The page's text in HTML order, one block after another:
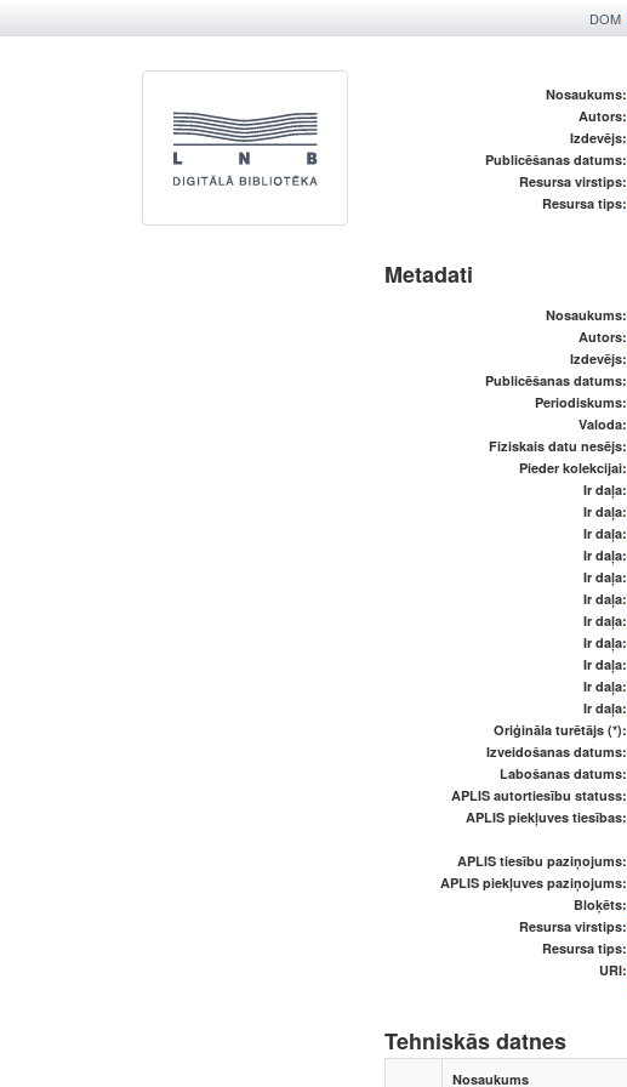
DOM
Nosaukums:
Autors:
Izdevējs:
Publicēšanas datums:
Resursa virstips:
Resursa tips:
Metadati
Nosaukums:
Autors:
Izdevējs:
Publicēšanas datums:
Periodiskums:
Valoda:
Fiziskais datu nesējs:
Pieder kolekcijai:
Ir daļa:
Ir daļa:
Ir daļa:
Ir daļa:
Ir daļa:
Ir daļa:
Ir daļa:
Ir daļa:
Ir daļa:
Ir daļa:
Ir daļa:
Oriģināla turētājs (*):
Izveidošanas datums:
Labošanas datums:
APLIS autortiesību statuss:
APLIS piekļuves tiesības:
APLIS tiesību paziņojums:
APLIS piekļuves paziņojums:
Bloķēts:
Resursa virstips:
Resursa tips:
URI:
Tehniskās datnes
Nosaukums